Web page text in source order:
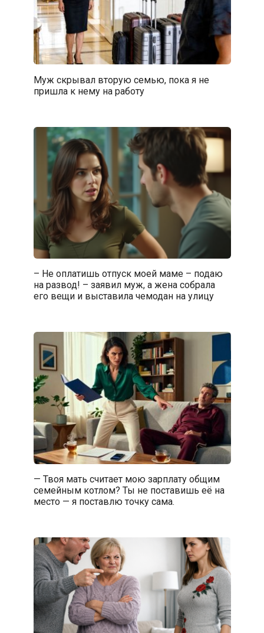
Муж скрывал вторую семью, пока я не
пришла к нему на работу
– Не оплатишь отпуск моей маме – подаю
на развод! – заявил муж, а жена собрала
его вещи и выставила чемодан на улицу
— Твоя мать считает мою зарплату общим
семейным котлом? Ты не поставишь её на
место — я поставлю точку сама.